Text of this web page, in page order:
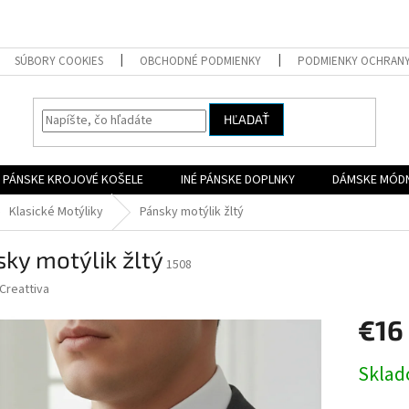
SÚBORY COOKIES OBCHODNÉ PODMIENKY PODMIENKY
HĽADAŤ
PÁNSKE KROJOVÉ KOŠELE INÉ PÁNSKE DOPLNKY DÁMSKE
Klasické Motýliky Pánsky motýlik žltý
motýlik žltý 1508
Creattiva
€16
cena: